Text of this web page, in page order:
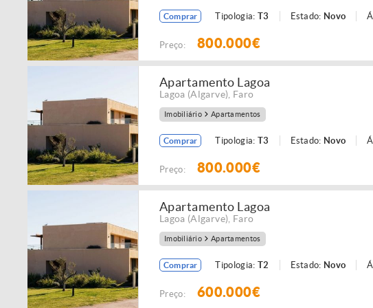
Comprar Tipologia: T3 Estado: Novo
Preço: 800.000€
Apartamento Lagoa
Lagoa (Algarve) Faro
Imobiliário Apartamentos
Comprar Tipologia: T3 Estado: Novo
Preço: 800.000€
Apartamento Lagoa
Lagoa (Algarve) Faro
Imobiliário Apartamentos
Comprar Tipologia: T2 Estado: Novo
Preço: 600.000€